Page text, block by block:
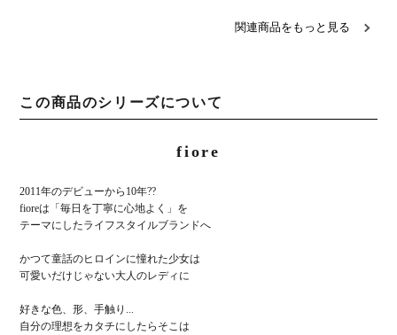
関連商品をもっと見る
この商品のシリーズについて
fiore
2011年のデビューから10年??
fioreは「毎日を丁寧に心地よく」を
テーマにしたライフスタイルブランドへ
かつて童話のヒロインに憧れた少女は
可愛いだけじゃない大人のレディに
好きな色、形、手触り...
自分の理想をカタチにしたらそこは